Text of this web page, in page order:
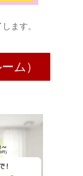
ます。
ム）